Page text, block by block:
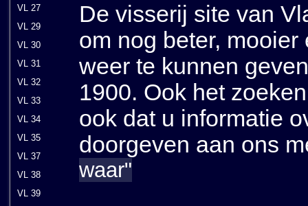
VL 27
VL 29
VL 30
VL 31
VL 32
VL 33
VL 34
VL 35
VL 37
VL 38
VL 39
De visserij site van
om nog beter,
weer te kunnen
1900. Ook het
ook dat u informatie
doorgeven aan ons
waar"